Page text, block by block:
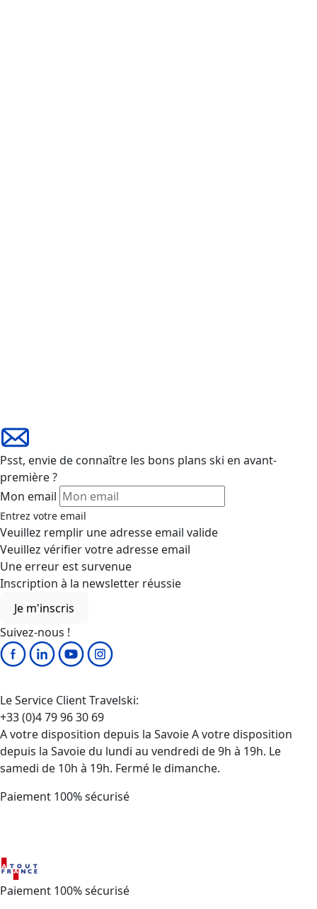
Psst, envie de connaître les bons plans ski en avant-
première ?
Mon email
Entrez votre email
Veuillez remplir une adresse email valide
Veuillez vérifier votre adresse email
Une erreur est survenue
Inscription à la newsletter réussie
Je m'inscris
Suivez-nous !
Le Service Client Travelski:
+33 (0)4 79 96 30 69
A votre disposition depuis la Savoie A votre disposition
depuis la Savoie du lundi au vendredi de 9h à 19h. Le
samedi de 10h à 19h. Fermé le dimanche.
Paiement 100% sécurisé
Paiement 100% sécurisé